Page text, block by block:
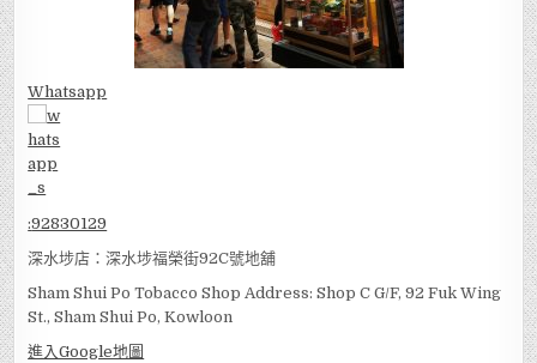
Whatsapp
:92830129
深水埗店：深水埗福榮街92C號地舖
Sham Shui Po Tobacco Shop Address: Shop C G/F, 92 Fuk Wing
St., Sham Shui Po, Kowloon
進入Google地圖